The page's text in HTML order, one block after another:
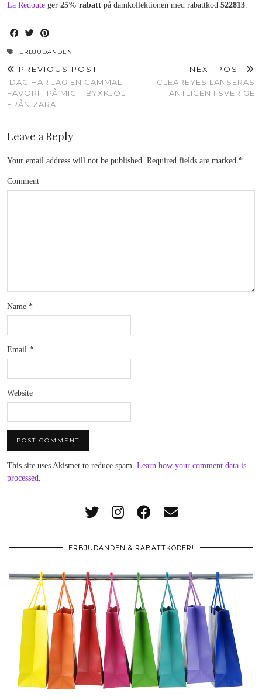
La Redoute ger 25% rabatt på damkollektionen med rabattkod 522813.
ERBJUDANDEN
PREVIOUS POST
IDAG HAR JAG EN GAMMAL
FAVORIT PÅ MIG – BYXKJOL
FRÅN ZARA
NEXT POST
CLEAREYES LANSERAS
ÄNTLIGEN I SVERIGE
Leave a Reply
Your email address will not be published. Required fields are marked *
Comment
Name *
Email *
Website
This site uses Akismet to reduce spam. Learn how your comment data is
processed.
ERBJUDANDEN & RABATTKODER!